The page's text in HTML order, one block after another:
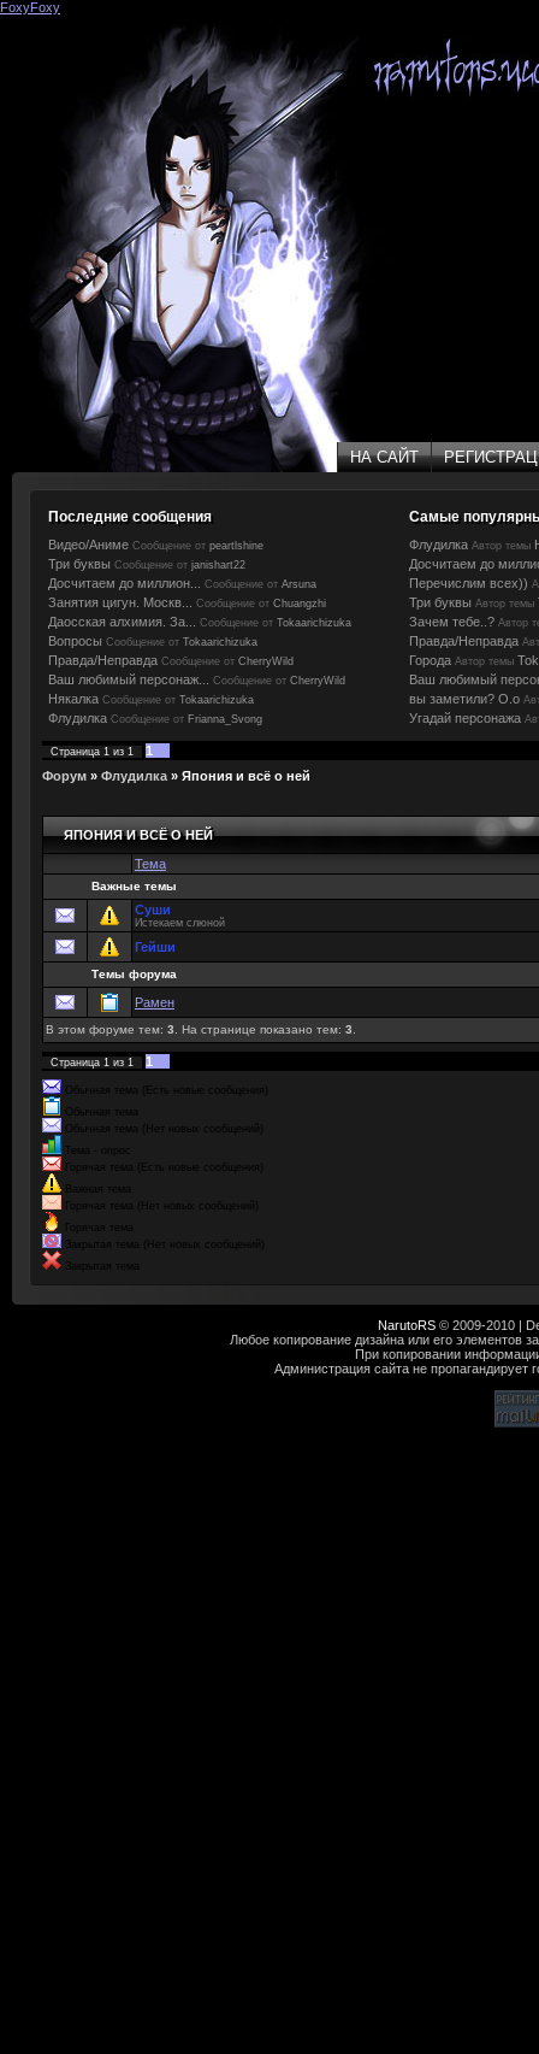
FoxyFoxy
НА САЙТ
НА САЙТ
Последние сообщения Самые
Видео/Аниме Сообщение от peartlshine
Три буквы Сообщение от janishart22
Досчитаем до миллион... Сообщение от Arsuna
Занятия цигун. Москв... Сообщение от Chuangzhi
Даосская алхимия. За... Сообщение от Tokaarichizuka
Вопросы Сообщение от Tokaarichizuka
Правда/Неправда Сообщение от CherryWild
Ваш любимый персонаж... Сообщение от CherryWild
Някалка Сообщение от Tokaarichizuka
Флудилка Сообщение от Frianna_Svong
Флудилка Автор темы
Досчитаем до
Перечислим всех))
Три буквы Автор темы
Зачем тебе..? Автор
Правда/Неправда
Города Автор темы
Ваш любимый
вы заметили? О.о
Угадай персонажа
Страница 1 из 1
1
Форум » Флудилка » Япония и всё о ней
ЯПОНИЯ И ВСЁ О НЕЙ
Тема
Важные темы
Суши
Истекаем слюной
Гейши
Темы форума
Рамен
В этом форуме тем: 3 . На странице показано тем: 3
Страница 1 из 1 1
Обычная тема (Есть новые сообщения)
Обычная тема
Обычная тема (Нет новых сообщений)
Тема - опрос
Горячая тема (Есть новые сообщения)
Важная тема
Горячая тема (Нет новых сообщений)
Горячая тема
Закрытая тема (Нет новых сообщений)
Закрытая тема
NarutoRS© 2009-2010 |
Любое копирование дизайна или его элементов
При копировании
Администрация сайта не пропагандирует